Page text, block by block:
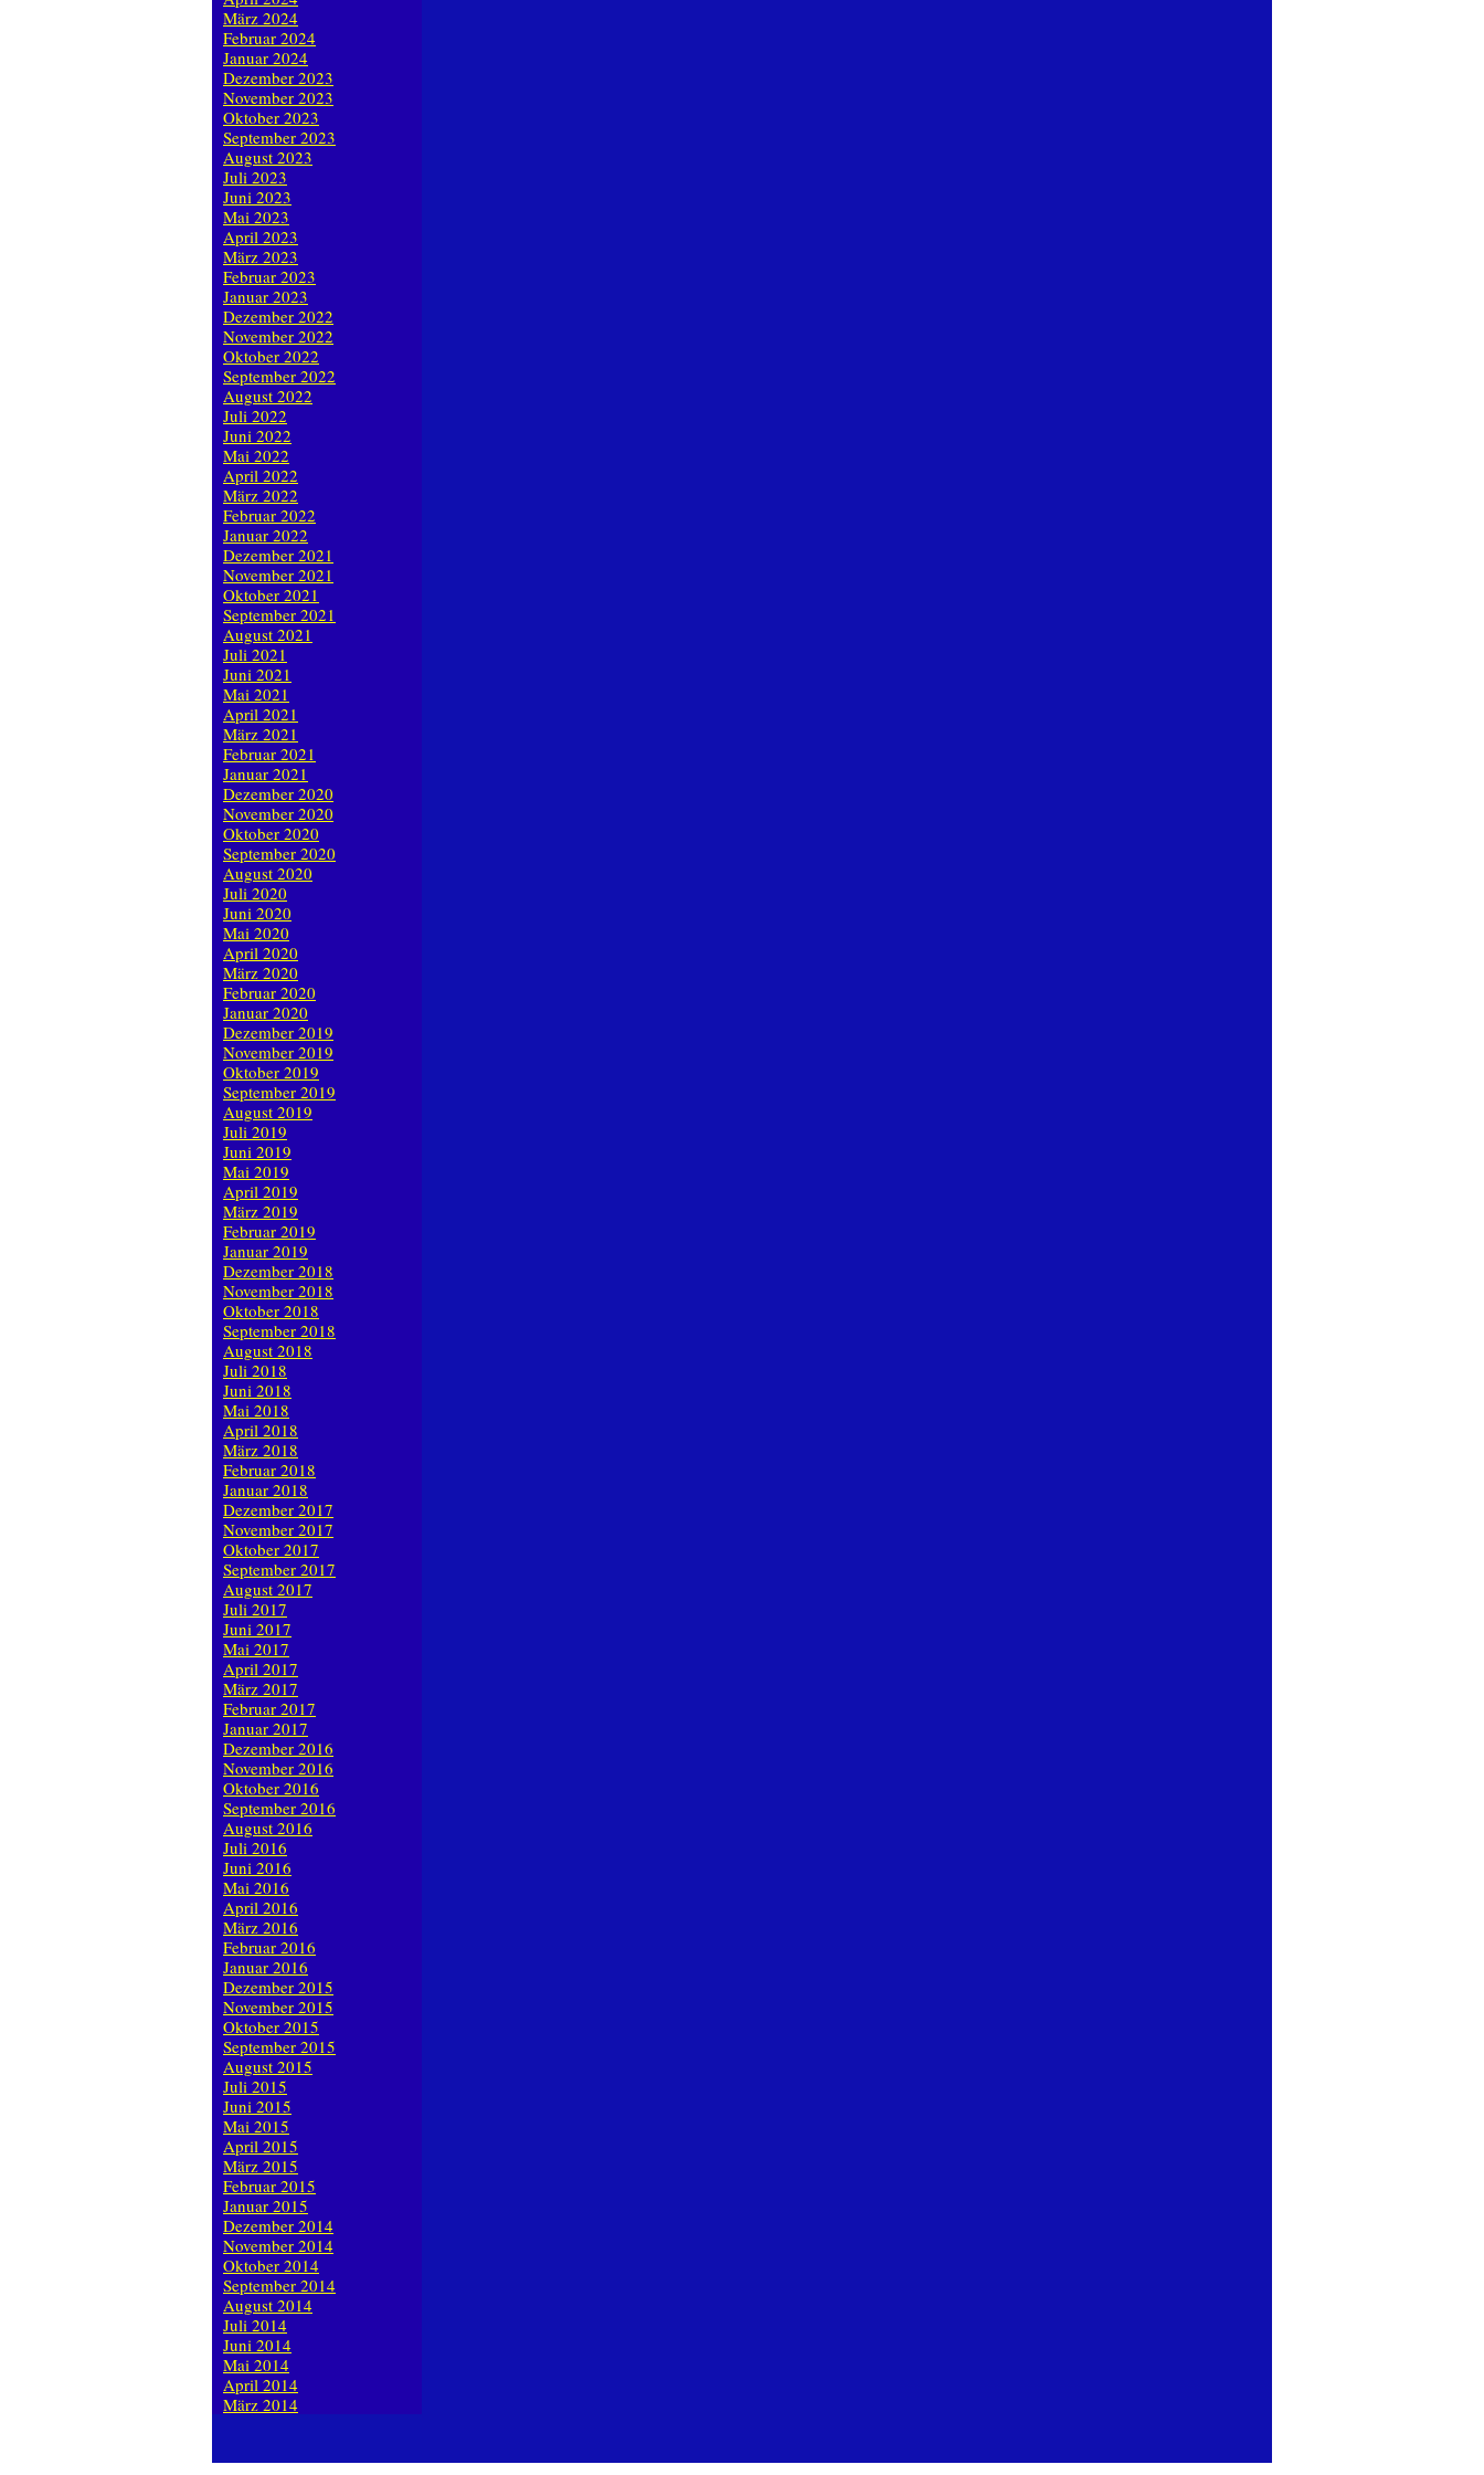
März 2024
Februar 2024
Januar 2024
Dezember 2023
November 2023
Oktober 2023
September 2023
August 2023
Juli 2023
Juni 2023
Mai 2023
April 2023
März 2023
Februar 2023
Januar 2023
Dezember 2022
November 2022
Oktober 2022
September 2022
August 2022
Juli 2022
Juni 2022
Mai 2022
April 2022
März 2022
Februar 2022
Januar 2022
Dezember 2021
November 2021
Oktober 2021
September 2021
August 2021
Juli 2021
Juni 2021
Mai 2021
April 2021
März 2021
Februar 2021
Januar 2021
Dezember 2020
November 2020
Oktober 2020
September 2020
August 2020
Juli 2020
Juni 2020
Mai 2020
April 2020
März 2020
Februar 2020
Januar 2020
Dezember 2019
November 2019
Oktober 2019
September 2019
August 2019
Juli 2019
Juni 2019
Mai 2019
April 2019
März 2019
Februar 2019
Januar 2019
Dezember 2018
November 2018
Oktober 2018
September 2018
August 2018
Juli 2018
Juni 2018
Mai 2018
April 2018
März 2018
Februar 2018
Januar 2018
Dezember 2017
November 2017
Oktober 2017
September 2017
August 2017
Juli 2017
Juni 2017
Mai 2017
April 2017
März 2017
Februar 2017
Januar 2017
Dezember 2016
November 2016
Oktober 2016
September 2016
August 2016
Juli 2016
Juni 2016
Mai 2016
April 2016
März 2016
Februar 2016
Januar 2016
Dezember 2015
November 2015
Oktober 2015
September 2015
August 2015
Juli 2015
Juni 2015
Mai 2015
April 2015
März 2015
Februar 2015
Januar 2015
Dezember 2014
November 2014
Oktober 2014
September 2014
August 2014
Juli 2014
Juni 2014
Mai 2014
April 2014
März 2014